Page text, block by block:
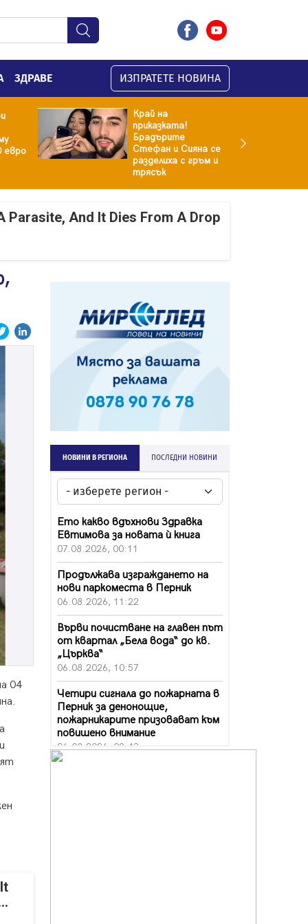
ЗДРАВЕ ИЗПРАТЕТЕ НОВИНА
евро
Край на
приказката!
Брадърите
Стефан и Сияна се
разделиха с гръм и
трясък
Parasite, And It Dies From A Drop
04
НОВИНИ В РЕГИОНА ПОСЛЕДНИ НОВИНИ
Ето какво вдъхнови Здравка
Евтимова за новата ѝ книга
07.08.2026, 00:11
Продължава изграждането на
нови паркоместа в Перник
06.08.2026, 11:22
Върви почистване на главен път
от квартал „Бела вода“ до кв.
„Църква“
06.08.2026, 10:57
Четири сигнала до пожарната в
Перник за денонощие,
пожарникарите призовават към
повишено внимание
06.08.2026, 09:43